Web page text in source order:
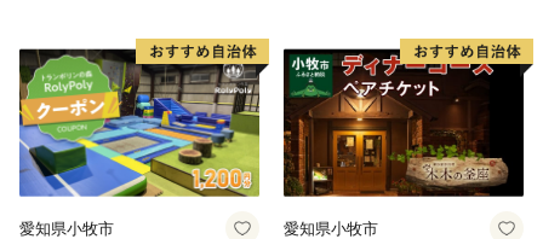
愛知県小牧市 愛知県小牧市